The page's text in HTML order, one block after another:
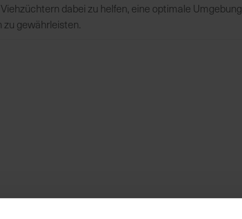
dabei zu helfen, eine optimale Umgebung
zu gewährleisten.